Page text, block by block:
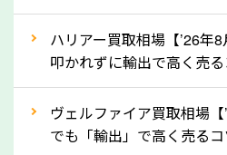
ってきます！
自動車税の還付金は、先に年
月割りで返還されるものです
還付金は早めに売却するほど
ハリアー買取相場【’26年
叩かれずに輸出で高く売
ヴェルファイア買取相場
でも「輸出」で高く売る